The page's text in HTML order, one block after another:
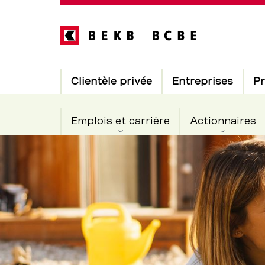
Les
dividendes,
qu’est-
Hauptnavigation
Clientèle privée Entreprises
Emplois et carrière Actionnaires
Section
navigation
de
service